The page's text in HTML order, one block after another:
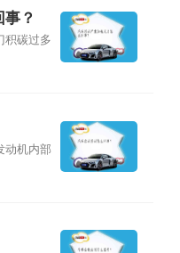
？
积碳过多
动机内部